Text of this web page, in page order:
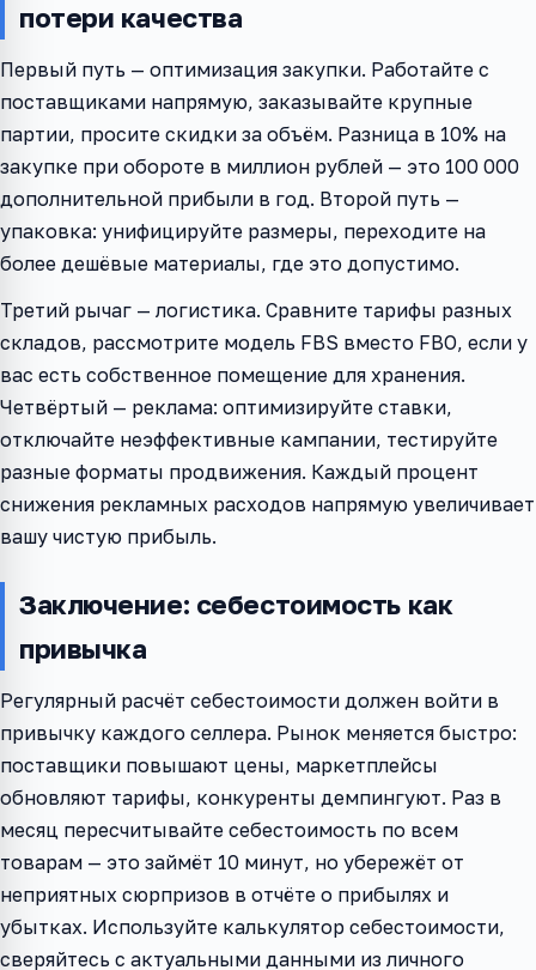
потери качества
Первый путь — оптимизация закупки. Работайте с
поставщиками напрямую, заказывайте крупные
партии, просите скидки за объём. Разница в 10% на
закупке при обороте в миллион рублей — это 100 000
дополнительной прибыли в год. Второй путь —
упаковка: унифицируйте размеры, переходите на
более дешёвые материалы, где это допустимо.
Третий рычаг — логистика. Сравните тарифы разных
складов, рассмотрите модель FBS вместо FBO, если у
вас есть собственное помещение для хранения.
Четвёртый — реклама: оптимизируйте ставки,
отключайте неэффективные кампании, тестируйте
разные форматы продвижения. Каждый процент
снижения рекламных расходов напрямую увеличивает
вашу чистую прибыль.
Заключение: себестоимость как
привычка
Регулярный расчёт себестоимости должен войти в
привычку каждого селлера. Рынок меняется быстро:
поставщики повышают цены, маркетплейсы
обновляют тарифы, конкуренты демпингуют. Раз в
месяц пересчитывайте себестоимость по всем
товарам — это займёт 10 минут, но убережёт от
неприятных сюрпризов в отчёте о прибылях и
убытках. Используйте калькулятор себестоимости,
сверяйтесь с актуальными данными из личного